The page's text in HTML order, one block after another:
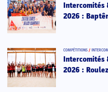
Intercomités
2026 :
COMPÉTITIONS /
Intercomités
2026 :